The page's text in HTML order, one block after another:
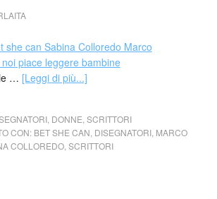
… [Leggi di più...]
, DONNE SCRITTORI
CON: BET SHE CAN DISEGNATORI, MARCO
COLLOREDO, SCRITTORI